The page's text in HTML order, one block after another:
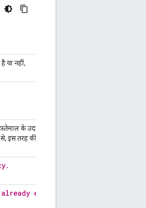
या नहीं,
के उदाहरण काम करना बंद
तरह की गड़बड़ियां हो सकती
exist.